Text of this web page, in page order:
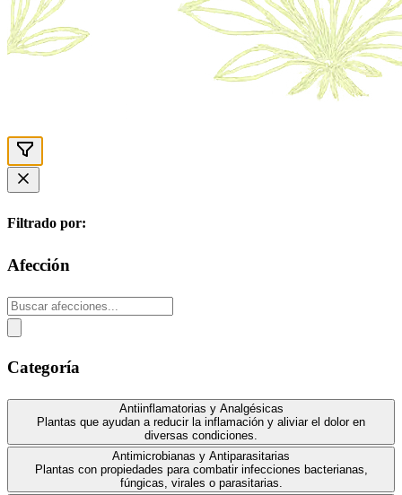
Filtrado por:
Afección
Categoría
Antiinflamatorias y Analgésicas
Plantas que ayudan a reducir la inflamación y aliviar el dolor en
diversas condiciones.
Antimicrobianas y Antiparasitarias
Plantas con propiedades para combatir infecciones bacterianas,
fúngicas, virales o parasitarias.